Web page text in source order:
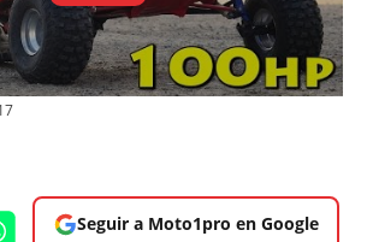
Seguir a Moto1pro en Google